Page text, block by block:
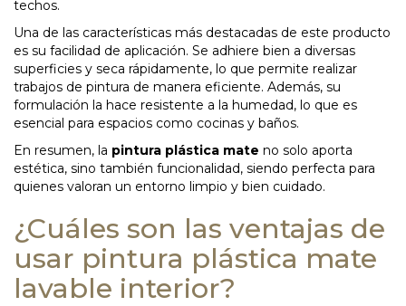
techos.
Una de las características más destacadas de este producto
es su facilidad de aplicación. Se adhiere bien a diversas
superficies y seca rápidamente, lo que permite realizar
trabajos de pintura de manera eficiente. Además, su
formulación la hace resistente a la humedad, lo que es
esencial para espacios como cocinas y baños.
En resumen, la pintura plástica mate no solo aporta
estética, sino también funcionalidad, siendo perfecta para
quienes valoran un entorno limpio y bien cuidado.
¿Cuáles son las ventajas de
usar pintura plástica mate
lavable interior?